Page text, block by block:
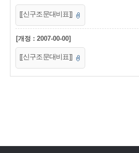
[[신구조문대비표]]
[개정 : 2007-00-00]
[[신구조문대비표]]